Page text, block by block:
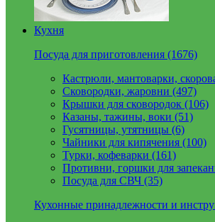
Кухня
Посуда для приготовления (1676)
Кастрюли, мантоварки,
Сковородки, жаровни (497)
Крышки для сковородок (106)
Казаны, тажины, воки (51)
Гусятницы, утятницы (6)
Чайники для кипячения (100)
Турки, кофеварки (161)
Противни, горшки для
Посуда для СВЧ (35)
Кухонные принадлежности и